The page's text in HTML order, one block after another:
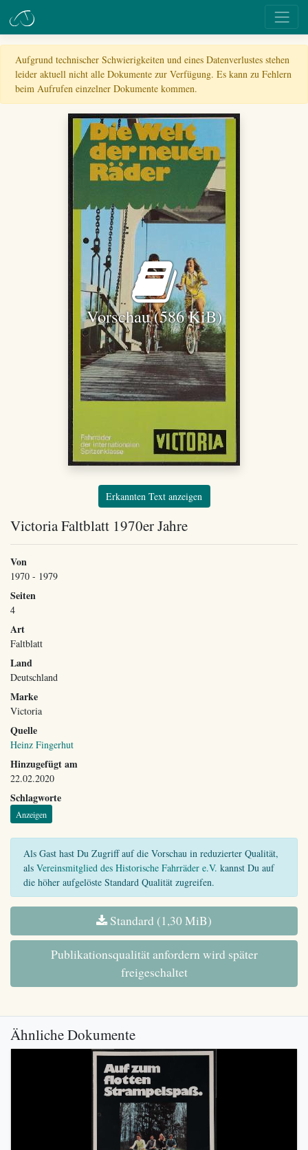
Aufgrund technischer Schwierigkeiten und eines Datenverlustes stehen
leider aktuell nicht alle Dokumente zur Verfügung. Es kann zu Fehlern
beim Aufrufen einzelner Dokumente kommen.
Vorschau (586 KiB)
Erkannten Text anzeigen
Victoria Faltblatt 1970er Jahre
Von
1970 - 1979
Seiten
4
Art
Faltblatt
Land
Deutschland
Marke
Victoria
Quelle
Heinz Fingerhut
Hinzugefügt am
22.02.2020
Schlagworte
Anzeigen
Als Gast hast Du Zugriff auf die Vorschau in reduzierter Qualität,
als Vereinsmitglied des Historische Fahrräder e.V. kannst Du auf
die höher aufgelöste Standard Qualität zugreifen.
Standard (1,30 MiB)
Publikationsqualität anfordern wird später
freigeschaltet
Ähnliche Dokumente